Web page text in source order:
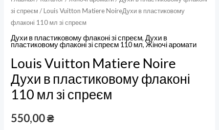
зі спреєм / Louis Vuitton Matiere NoireДухи в пластиковому
флаконі 110 мл зі спреєм
Духи в пластиковому флаконі зі спреєм,Духи в
пластиковому флаконі зі спреєм 110 мл,Жіночі аромати
Louis Vuitton Matiere Noire
Духи в пластиковому флаконі
110 мл зі спреєм
550,00₴